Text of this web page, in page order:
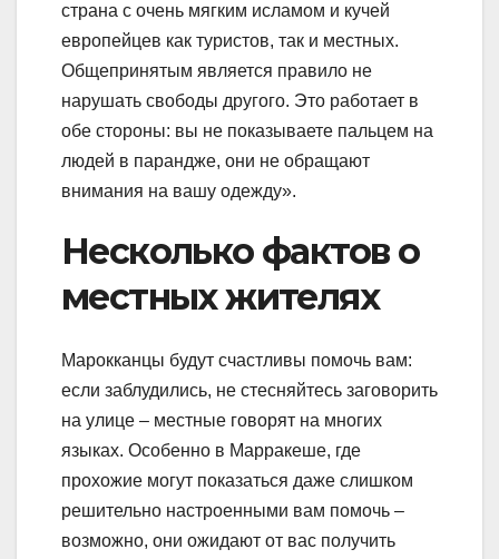
страна с очень мягким исламом и кучей
европейцев как туристов, так и местных.
Общепринятым является правило не
нарушать свободы другого. Это работает в
обе стороны: вы не показываете пальцем на
людей в парандже, они не обращают
внимания на вашу одежду».
Несколько фактов о
местных жителях
Марокканцы будут счастливы помочь вам:
если заблудились, не стесняйтесь заговорить
на улице – местные говорят на многих
языках. Особенно в Марракеше, где
прохожие могут показаться даже слишком
решительно настроенными вам помочь –
возможно, они ожидают от вас получить